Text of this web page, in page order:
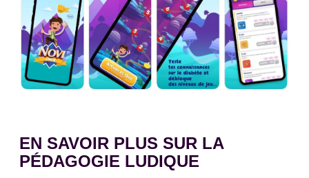
EN SAVOIR PLUS SUR LA
PÉDAGOGIE LUDIQUE